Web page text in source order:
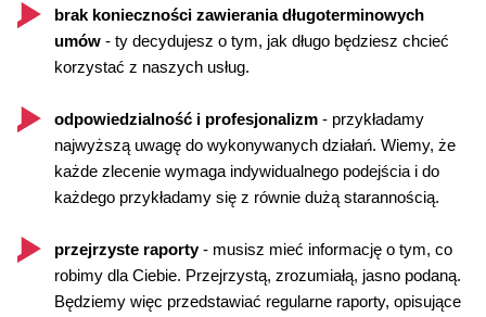
brak konieczności zawierania długoterminowych
umów - ty decydujesz o tym, jak długo będziesz chcieć
korzystać z naszych usług.
odpowiedzialność i profesjonalizm - przykładamy
najwyższą uwagę do wykonywanych działań. Wiemy, że
każde zlecenie wymaga indywidualnego podejścia i do
każdego przykładamy się z równie dużą starannością.
przejrzyste raporty- musisz mieć informację o tym, co
robimy dla Ciebie. Przejrzystą, zrozumiałą, jasno podaną.
Będziemy więc przedstawiać regularne raporty, opisujące